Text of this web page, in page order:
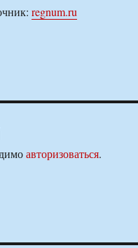
regnum.ru
авторизоваться.